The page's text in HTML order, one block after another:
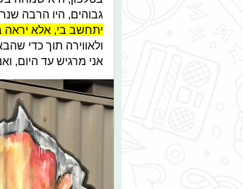
גבוהים, היו הרבה
יתחשב בי, אלא יראה
ולאווירה תוך כדי
אני מרגיש עד היום,